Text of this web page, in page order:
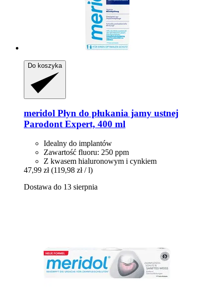
Do koszyka
meridol Płyn do płukania jamy ustnej
Parodont Expert, 400 ml
Idealny do implantów
Zawartość fluoru: 250 ppm
Z kwasem hialuronowym i cynkiem
47,99 zł (119,98 zł / l)
Dostawa do 13 sierpnia